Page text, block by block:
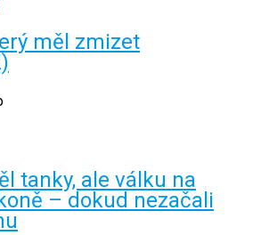
měl zmizet
tanky, ale válku na
– dokud nezačali